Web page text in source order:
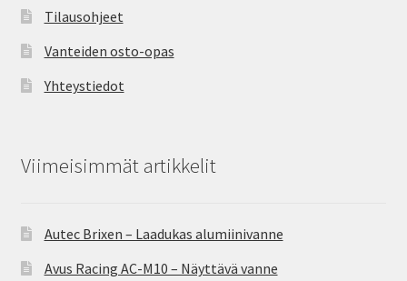
Tilausohjeet
Vanteiden osto-opas
Yhteystiedot
Viimeisimmät artikkelit
Autec Brixen – Laadukas alumiinivanne
Avus Racing AC-M10 – Näyttävä vanne